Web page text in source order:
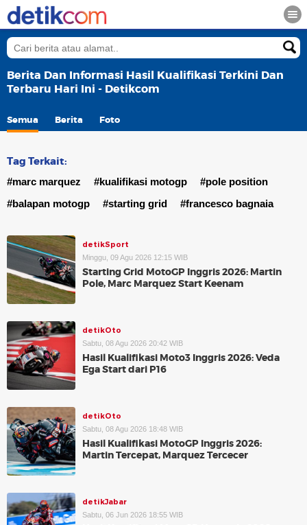
Berita Dan Informasi Hasil Kualifikasi Terkini Dan
Terbaru Hari Ini - Detikcom
Semua Berita Foto
Tag Terkait:
#marc marquez #kualifikasi motogp
#pole position
#balapan motogp
#starting grid #francesco bagnaia
detikSport
Minggu, 09 Agu 2026 12:15 WIB
Starting Grid MotoGP Inggris 2026: Martin
Pole, Marc Marquez Start Keenam
detikOto
Sabtu, 08 Agu 2026 20:42 WIB
Hasil Kualifikasi Moto3 Inggris 2026: Veda
Ega Start dari P16
detikOto
Sabtu, 08 Agu 2026 18:48 WIB
Hasil Kualifikasi MotoGP Inggris 2026:
Martin Tercepat, Marquez Tercecer
detikJabar
Sabtu, 06 Jun 2026 18:55 WIB